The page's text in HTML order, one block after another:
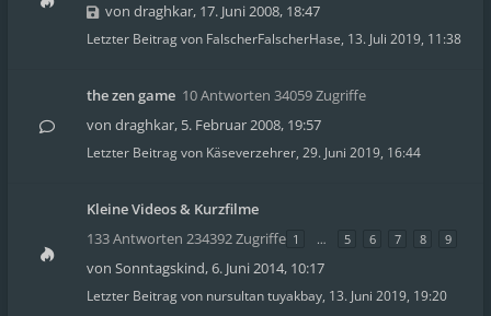
von draghkar, 17. Juni 2008, 18:47
Letzter Beitrag von FalscherFalscherHase, 13. Juli 2019, 11:38
the zen game 10 Antworten 34059 Zugriffe
von draghkar, 5. Februar 2008, 19:57
Letzter Beitrag von Käseverzehrer, 29. Juni 2019, 16:44
Kleine Videos & Kurzfilme
133 Antworten 234392 Zugriffe 1 … 5 6 7 8 9
von Sonntagskind,6. Juni 2014, 10:17
Letzter Beitrag von nursultan tuyakbay, 13. Juni 2019, 19:20